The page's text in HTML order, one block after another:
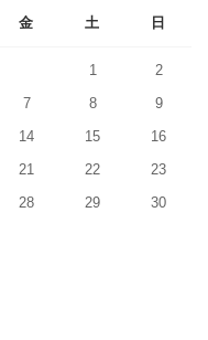
金 土 日
1
2
7 8
9
14 15
16
21 22
23
28 29
30